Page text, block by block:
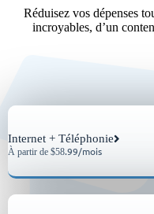
Réduisez vos dépenses
incroyables, d’un
Internet + Téléphonie
À partir de $58.99/mois